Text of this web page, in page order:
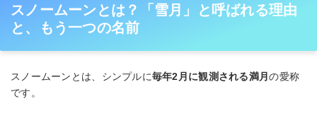
スノームーンとは？「雪月」と呼ばれる理由
と、もう一つの名前
スノームーンとは、シンプルに毎年2月に観測される満月の愛称
です。